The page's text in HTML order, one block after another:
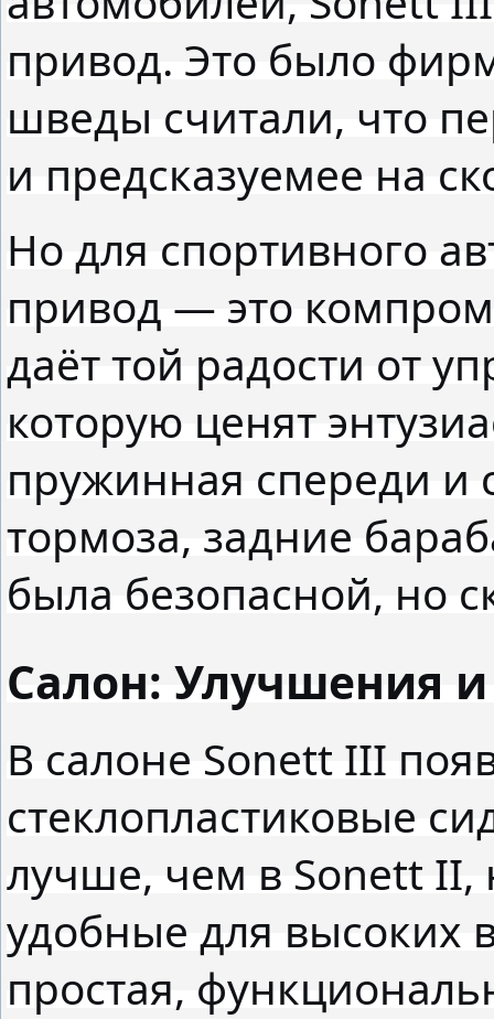
привод. Это было
шведы считали, что
и предсказуемее на
Но для спортивного
привод — это
даёт той радости от
которую ценят
пружинная спереди и
тормоза, задние
была безопасной, но
Салон: Улучшения
В салоне Sonett III
стеклопластиковые
лучше, чем в Sonett II,
удобные для высоких
простая,